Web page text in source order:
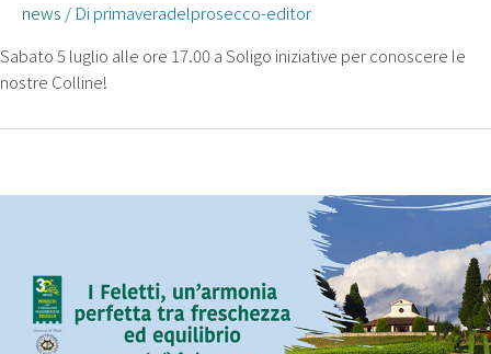
news / Di primaveradelprosecco-editor
Sabato 5 luglio alle ore 17.00 a Soligo iniziative per conoscere le
nostre Colline!